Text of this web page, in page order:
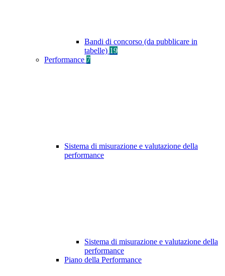
Bandi di concorso (da pubblicare in
tabelle) 19
Performance 7
Sistema di misurazione e valutazione della
performance
Sistema di misurazione e valutazione della
performance
Piano della Performance